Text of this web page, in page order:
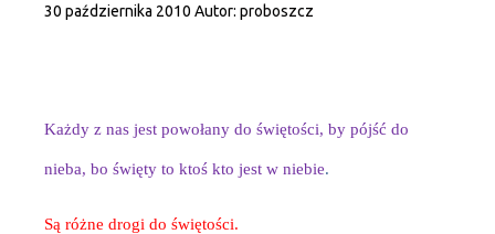
30 października 2010 Autor: proboszcz
Każdy z nas jest powołany do świętości, by pójść do
nieba, bo święty to ktoś kto jest w niebie.
Są różne drogi do świętości.